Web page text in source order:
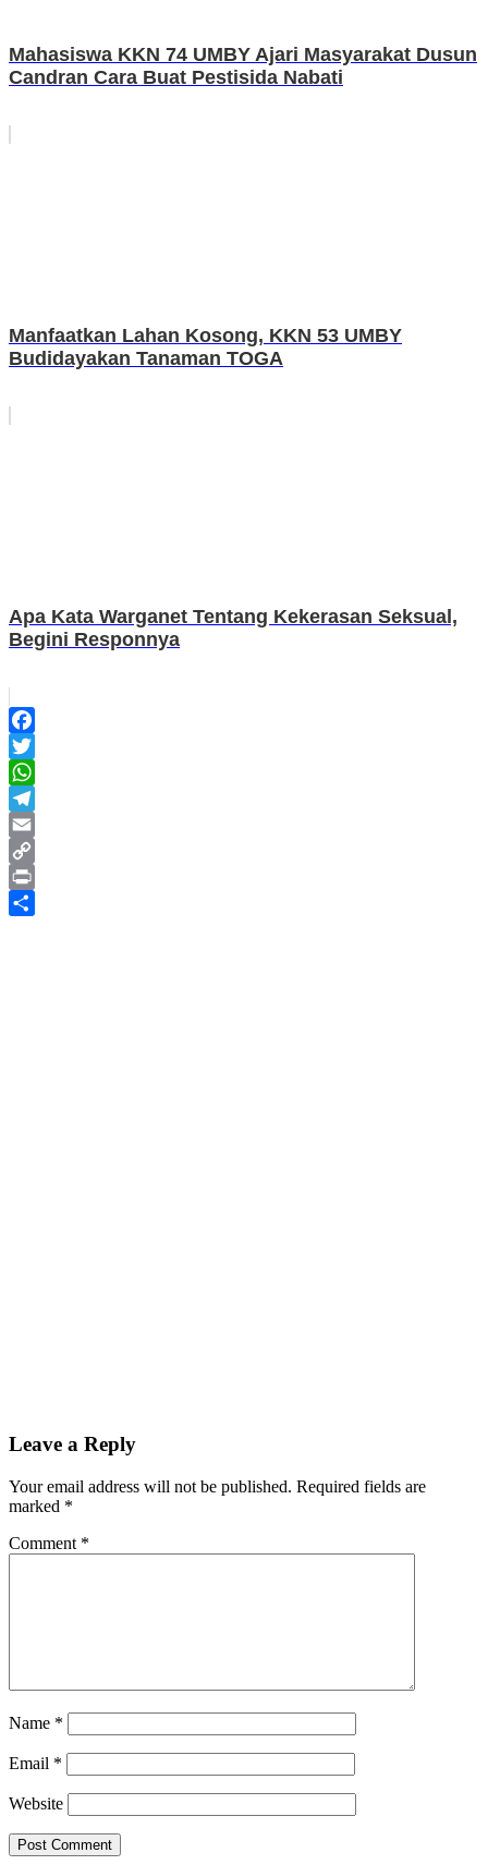
Mahasiswa KKN 74 UMBY Ajari Masyarakat Dusun
Candran Cara Buat Pestisida Nabati
Manfaatkan Lahan Kosong, KKN 53 UMBY
Budidayakan Tanaman TOGA
Apa Kata Warganet Tentang Kekerasan Seksual,
Begini Responnya
Facebook
Twitter
WhatsApp
Telegram
Email
Copy
Link
Print
Leave a Reply
Your email address will not be published. Required fields are
marked *
Comment *
Name *
Email *
Website